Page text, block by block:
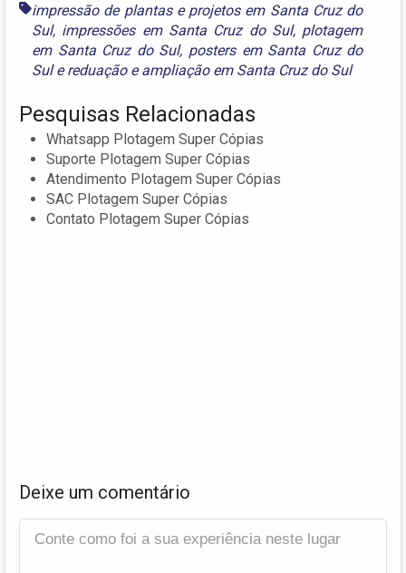
impressão de plantas e projetos em Santa Cruz do
Sul, impressões em Santa Cruz do Sul, plotagem
em Santa Cruz do Sul, posters em Santa Cruz do
Sulereduação e ampliação em Santa Cruz do Sul
Pesquisas Relacionadas
Whatsapp Plotagem Super Cópias
Suporte Plotagem Super Cópias
Atendimento Plotagem Super Cópias
SAC Plotagem Super Cópias
Contato Plotagem Super Cópias
Deixe um comentário